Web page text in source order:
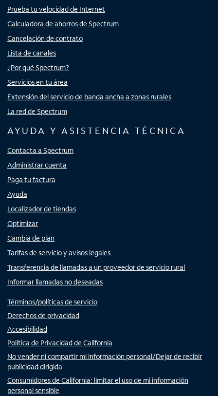
Prueba tu velocidad de Internet
Calculadora de ahorros de Spectrum
Cancelación de contrato
Lista de canales
¿Por qué Spectrum?
Servicios en tu área
Extensión del servicio de banda ancha a zonas rurales
La red de Spectrum
AYUDA Y ASISTENCIA TÉCNICA
Contacta a Spectrum
Administrar cuenta
Paga tu factura
Ayuda
Localizador de tiendas
Optimizar
Cambia de plan
Tarifas de servicio y avisos legales
Transferencia de llamadas a un proveedor de servicio rural
Informar llamadas no deseadas
Términos/políticas de servicio
Derechos de privacidad
Accesibilidad
Política de Privacidad de California
No vender ni compartir mi información personal/Dejar de recibir
publicidad dirigida
Consumidores de California: limitar el uso de mi información
personal sensible